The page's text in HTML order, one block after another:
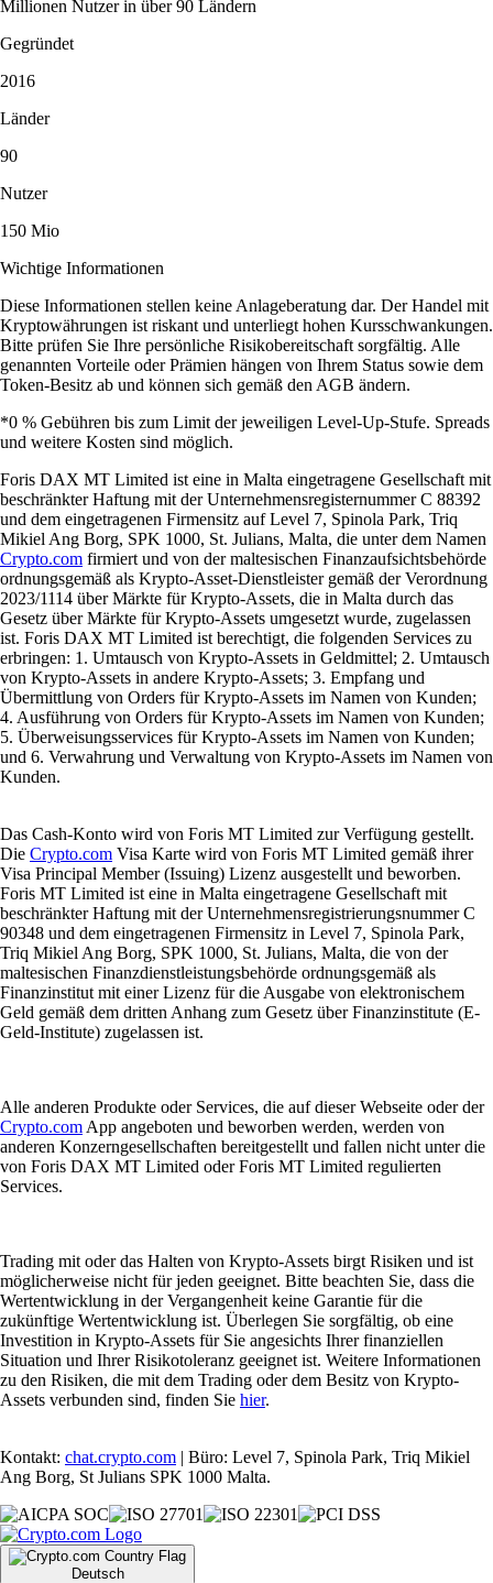
Millionen Nutzer in über 90 Ländern
Gegründet
2016
Länder
90
Nutzer
150 Mio
Wichtige Informationen
Diese Informationen stellen keine Anlageberatung dar. Der Handel mit
Kryptowährungen ist riskant und unterliegt hohen Kursschwankungen.
Bitte prüfen Sie Ihre persönliche Risikobereitschaft sorgfältig. Alle
genannten Vorteile oder Prämien hängen von Ihrem Status sowie dem
Token-Besitz ab und können sich gemäß den AGB ändern.
*0 % Gebühren bis zum Limit der jeweiligen Level-Up-Stufe. Spreads
und weitere Kosten sind möglich.
Foris DAX MT Limited ist eine in Malta eingetragene Gesellschaft mit
beschränkter Haftung mit der Unternehmensregisternummer C 88392
und dem eingetragenen Firmensitz auf Level 7, Spinola Park, Triq
Mikiel Ang Borg, SPK 1000, St. Julians, Malta, die unter dem Namen
Crypto.com firmiert und von der maltesischen Finanzaufsichtsbehörde
ordnungsgemäß als Krypto-Asset-Dienstleister gemäß der Verordnung
2023/1114 über Märkte für Krypto-Assets, die in Malta durch das
Gesetz über Märkte für Krypto-Assets umgesetzt wurde, zugelassen
ist. Foris DAX MT Limited ist berechtigt, die folgenden Services zu
erbringen: 1. Umtausch von Krypto-Assets in Geldmittel; 2. Umtausch
von Krypto-Assets in andere Krypto-Assets; 3. Empfang und
Übermittlung von Orders für Krypto-Assets im Namen von Kunden;
4. Ausführung von Orders für Krypto-Assets im Namen von Kunden;
5. Überweisungsservices für Krypto-Assets im Namen von Kunden;
und 6. Verwahrung und Verwaltung von Krypto-Assets im Namen von
Kunden.
Das Cash-Konto wird von Foris MT Limited zur Verfügung gestellt.
Die Crypto.com Visa Karte wird von Foris MT Limited gemäß ihrer
Visa Principal Member (Issuing) Lizenz ausgestellt und beworben.
Foris MT Limited ist eine in Malta eingetragene Gesellschaft mit
beschränkter Haftung mit der Unternehmensregistrierungsnummer C
90348 und dem eingetragenen Firmensitz in Level 7, Spinola Park,
Triq Mikiel Ang Borg, SPK 1000, St. Julians, Malta, die von der
maltesischen Finanzdienstleistungsbehörde ordnungsgemäß als
Finanzinstitut mit einer Lizenz für die Ausgabe von elektronischem
Geld gemäß dem dritten Anhang zum Gesetz über Finanzinstitute (E-
Geld-Institute) zugelassen ist.
Alle anderen Produkte oder Services, die auf dieser Webseite oder der
Crypto.com App angeboten und beworben werden, werden von
anderen Konzerngesellschaften bereitgestellt und fallen nicht unter die
von Foris DAX MT Limited oder Foris MT Limited regulierten
Services.
Trading mit oder das Halten von Krypto-Assets birgt Risiken und ist
möglicherweise nicht für jeden geeignet. Bitte beachten Sie, dass die
Wertentwicklung in der Vergangenheit keine Garantie für die
zukünftige Wertentwicklung ist. Überlegen Sie sorgfältig, ob eine
Investition in Krypto-Assets für Sie angesichts Ihrer finanziellen
Situation und Ihrer Risikotoleranz geeignet ist. Weitere Informationen
zu den Risiken, die mit dem Trading oder dem Besitz von Krypto-
Assets verbunden sind, finden Sie hier.
Kontakt: chat.crypto.com | Büro: Level 7, Spinola Park, Triq Mikiel
Ang Borg, St Julians SPK 1000 Malta.
Deutsch